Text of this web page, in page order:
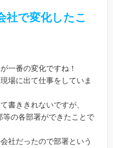
社で変化したこ
一番の変化ですね！
場に出て仕事をしていま
書ききれないですが、
の各部署ができたことで
社だったので部署という